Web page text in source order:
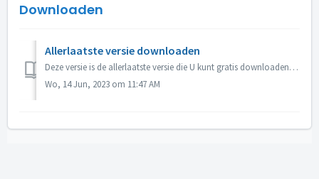
Downloaden
Allerlaatste versie downloaden
Deze versie is de allerlaatste versie die U kunt gratis downloaden en kan 4 dingen bereiken : ofwel gebruikt u CorporateDesk niet en is het uw eerste p...
Wo, 14 Jun, 2023 om 11:47 AM